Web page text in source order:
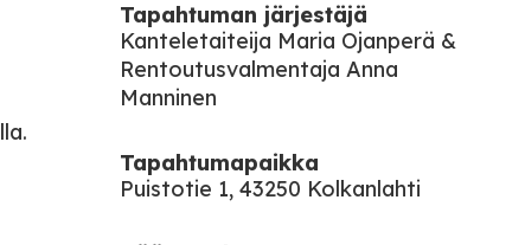
Tapahtuman järjestäjä
Kanteletaiteija Maria Ojanperä &
Rentoutusvalmentaja Anna
Manninen
Tapahtumapaikka
Puistotie 1, 43250 Kolkanlahti